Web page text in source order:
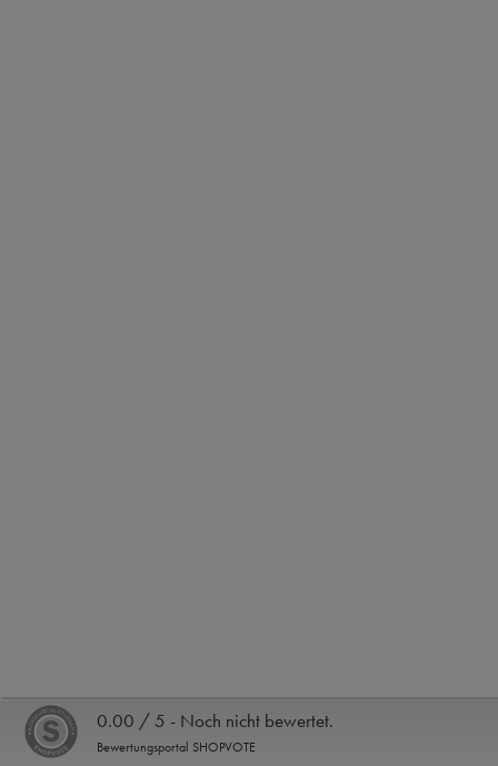
0.00 / 5 - Noch nicht bewertet.
Bewertungsportal SHOPVOTE